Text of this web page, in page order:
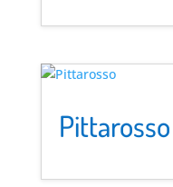
Pittarosso